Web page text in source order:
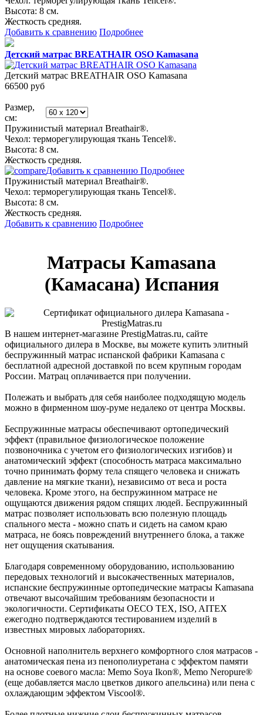
Высота: 8 см.
Жесткость средняя.
Добавить к сравнению Подробнее
Детский матрас BREATHAIR OSO Kamasana
Детский матрас BREATHAIR OSO Kamasana
66500 руб
Размер,
см:
Пружинистый материал Breathair®.
Чехол: терморегулирующая ткань Tencel®.
Высота: 8 см.
Жесткость средняя.
Добавить к сравнению Подробнее
Пружинистый материал Breathair®.
Чехол: терморегулирующая ткань Tencel®.
Высота: 8 см.
Жесткость средняя.
Добавить к сравнению Подробнее
Матрасы Kamasana
(Камасана) Испания
В нашем интернет-магазине PrestigMatras.ru, сайте
официального дилера в Москве, вы можете купить элитный
беспружинный матрас испанской фабрики Kamasana с
бесплатной адресной доставкой по всем крупным городам
России. Матрац оплачивается при получении.
Полежать и выбрать для себя наиболее подходящую модель
можно в фирменном шоу-руме недалеко от центра Москвы.
Беспружинные матрасы обеспечивают ортопедический
эффект (правильное физиологическое положение
позвоночника с учетом его физиологических изгибов) и
анатомический эффект (способность матраса максимально
точно принимать форму тела спящего человека и снижать
давление на мягкие ткани), независимо от веса и роста
человека. Кроме этого, на беспружинном матрасе не
ощущаются движения рядом спящих людей. Беспружинный
матрас позволяет использовать всю полезную площадь
спального места - можно спать и сидеть на самом краю
матраса, не боясь повреждений внутреннего блока, а также
нет ощущения скатывания.
Благодаря современному оборудованию, использованию
передовых технологий и высокачественных материалов,
испанские беспружинные ортопедические матрасы Kamasana
отвечают высочайшим требованиям безопасности и
экологичности. Сертификаты OECO TEX, ISO, AITEX
ежегодно подтверждаются тестированием изделий в
известных мировых лабораториях.
Основной наполнитель верхнего комфортного слоя матрасов -
анатомическая пена из пенополиуретана с эффектом памяти
на основе соевого масла: Memo Soya Ikon®, Memo Neropure®
(еще добавляется масло цветков дикого апельсина) или пена с
охлаждающим эффектом Viscool®.